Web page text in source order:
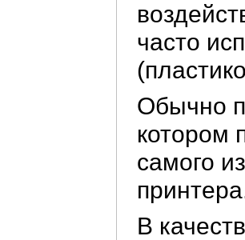
часто
Обычно
котором
самого
В